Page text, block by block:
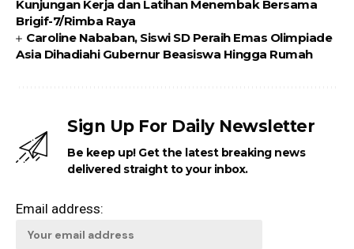
Kunjungan Kerja dan Latihan Menembak Bersama
Brigif-7/Rimba Raya
Caroline Nababan, Siswi SD Peraih Emas Olimpiade
Asia Dihadiahi Gubernur Beasiswa Hingga Rumah
Sign Up For Daily Newsletter
Be keep up! Get the latest breaking news
delivered straight to your inbox.
Email address: